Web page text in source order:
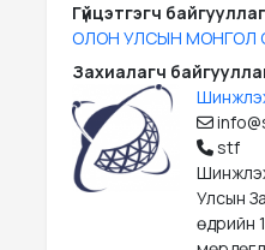
Гүйцэтгэгч
ОЛОН УЛСЫН МОНГОЛ
Захиалагч
stf
Улсын
өдрийн